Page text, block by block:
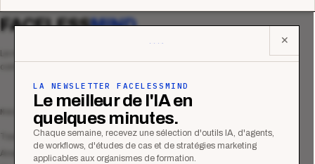
✕
LA NEWSLETTER FACELESSMIND
Le meilleur de l'IA en
quelques minutes.
Chaque semaine, recevez une sélection d'outils IA, d'agents,
de workflows, d'études de cas et de stratégies marketing
applicables aux organismes de formation.
FACELESSMIND
Le média qui mesurent la performance
commerciale des organismes de formation.
MAGAZINE
Tous les articles
Analyses